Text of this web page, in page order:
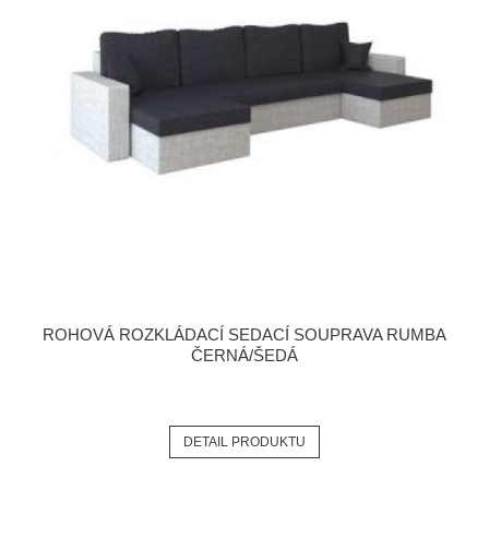
ROHOVÁ ROZKLÁDACÍ SEDACÍ SOUPRAVA RUMBA
ČERNÁ/ŠEDÁ
DETAIL PRODUKTU